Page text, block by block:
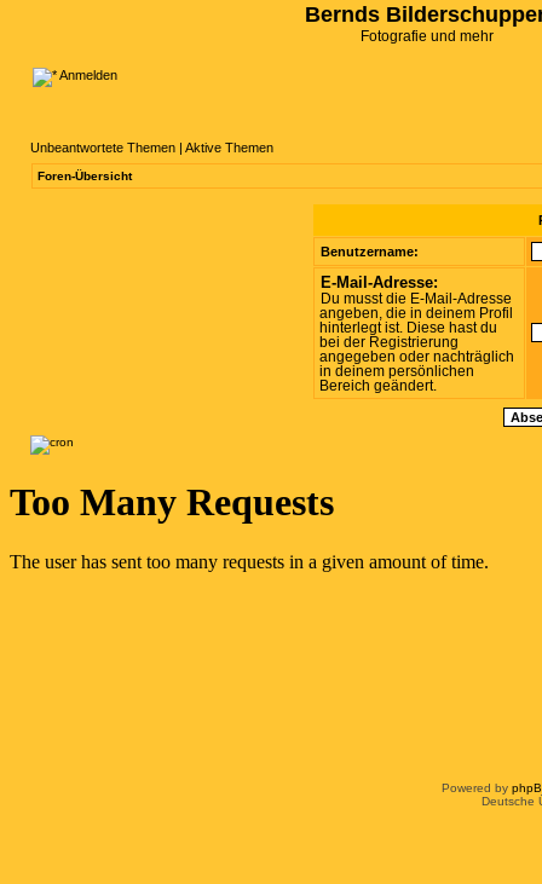
Bernds
Fotografie und mehr
Anmelden
Unbeantwortete Themen | Aktive Themen
Foren-Übersicht
Benutzername:
E-Mail-Adresse:
Du musst die E-Mail-Adresse
angeben, die in deinem Profil
hinterlegt ist. Diese hast du
bei der Registrierung
angegeben oder nachträglich
in deinem persönlichen
Bereich geändert.
Powered by
Deutsche